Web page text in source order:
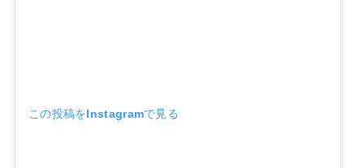
この投稿をInstagramで見る